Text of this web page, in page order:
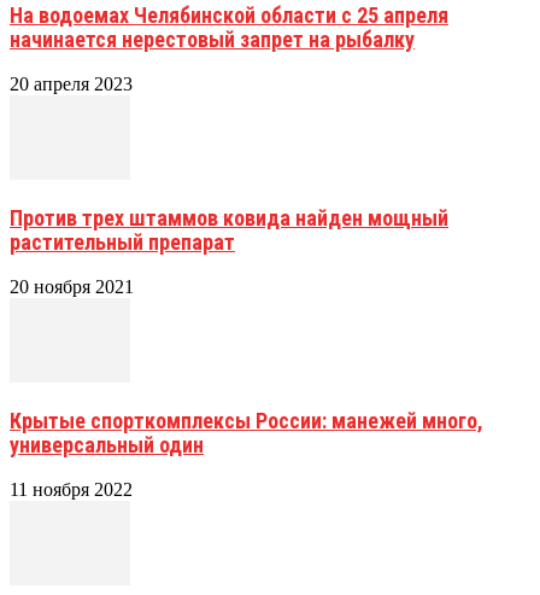
На водоемах Челябинской области с 25 апреля
начинается нерестовый запрет на рыбалку
20 апреля 2023
Против трех штаммов ковида найден мощный
растительный препарат
20 ноября 2021
Крытые спорткомплексы России: манежей много,
универсальный один
11 ноября 2022